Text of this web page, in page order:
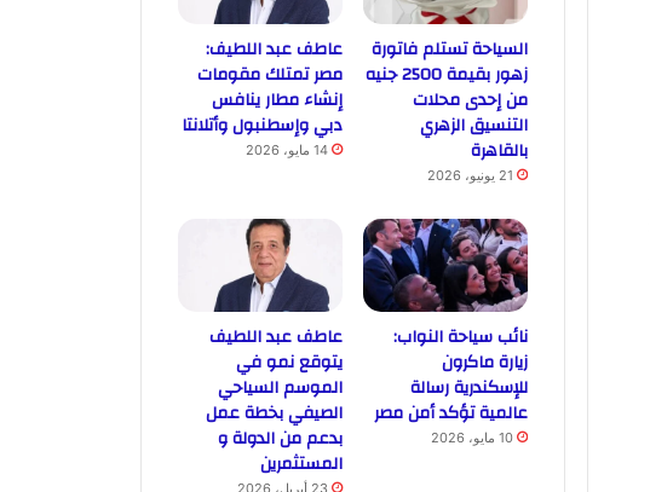
السياحة تستلم فاتورة
زهور بقيمة 2500 جنيه
من إحدى محلات
التنسيق الزهري
بالقاهرة
21 يونيو، 2026
عاطف عبد اللطيف:
مصر تمتلك مقومات
إنشاء مطار ينافس
دبي وإسطنبول وأتلانتا
14 مايو، 2026
نائب سياحة النواب:
زيارة ماكرون
للإسكندرية رسالة
عالمية تؤكد أمن مصر
10 مايو، 2026
عاطف عبد اللطيف
يتوقع نمو في
الموسم السياحي
الصيفي بخطة عمل
بدعم من الدولة و
المستثمرين
23 أبريل، 2026